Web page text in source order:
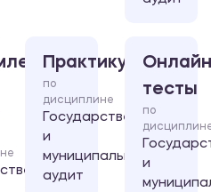
Практикум
по
дисциплине
Государственный
и
муниципальный
аудит
тесты
по
и